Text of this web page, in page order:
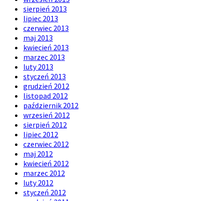
sierpień 2013
lipiec 2013
czerwiec 2013
maj 2013
kwiecień 2013
marzec 2013
luty 2013
styczeń 2013
grudzień 2012
listopad 2012
październik 2012
wrzesień 2012
sierpień 2012
lipiec 2012
czerwiec 2012
maj 2012
kwiecień 2012
marzec 2012
luty 2012
styczeń 2012